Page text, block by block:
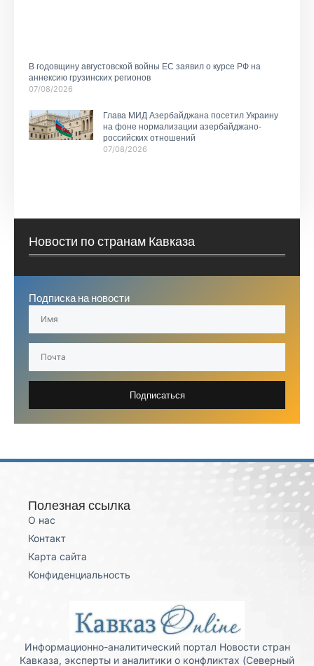
В годовщину августовской войны ЕС заявил о курсе РФ на
аннексию грузинских регионов
07/08/2026
Глава МИД Азербайджана посетил Украину
на фоне нормализации азербайджано-
российских отношений
07/08/2026
Новости по странам Кавказа
Подписка на новости
Подписаться
Полезная ссылка
О нас
Контакт
Карта сайта
Конфиденциальность
Информационно-аналитический портал Новости стран
Кавказа, эксперты и аналитики о конфликтах (Северный